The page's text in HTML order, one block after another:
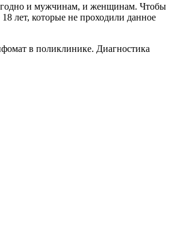
и мужчинам, и женщинам. Чтобы
лет, которые не проходили данное
в поликлинике. Диагностика